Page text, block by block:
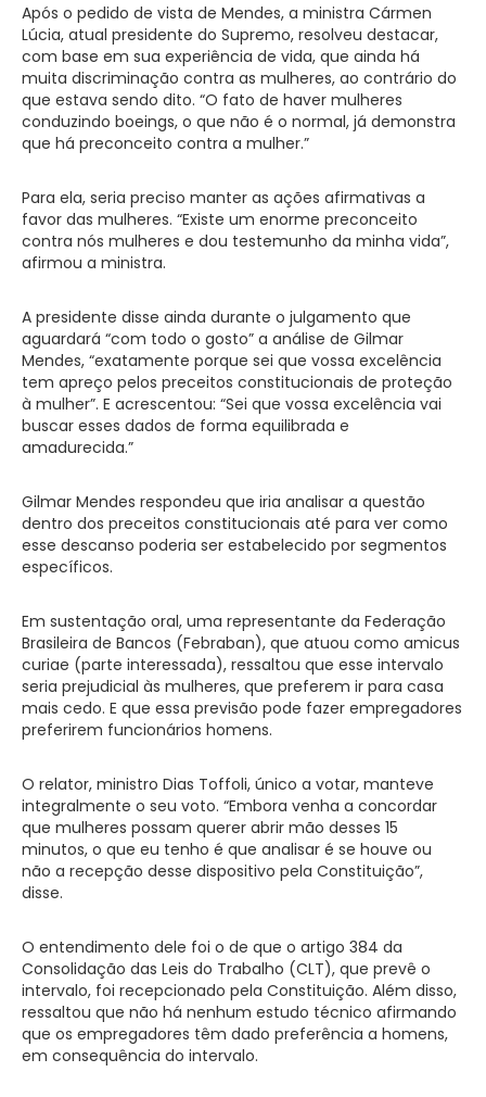
Após o pedido de vista de Mendes, a ministra Cármen
Lúcia, atual presidente do Supremo, resolveu destacar,
com base em sua experiência de vida, que ainda há
muita discriminação contra as mulheres, ao contrário do
que estava sendo dito. “O fato de haver mulheres
conduzindo boeings, o que não é o normal, já demonstra
que há preconceito contra a mulher.”
Para ela, seria preciso manter as ações afirmativas a
favor das mulheres. “Existe um enorme preconceito
contra nós mulheres e dou testemunho da minha vida”,
afirmou a ministra.
A presidente disse ainda durante o julgamento que
aguardará “com todo o gosto” a análise de Gilmar
Mendes, “exatamente porque sei que vossa excelência
tem apreço pelos preceitos constitucionais de proteção
à mulher”. E acrescentou: “Sei que vossa excelência vai
buscar esses dados de forma equilibrada e
amadurecida.”
Gilmar Mendes respondeu que iria analisar a questão
dentro dos preceitos constitucionais até para ver como
esse descanso poderia ser estabelecido por segmentos
específicos.
Em sustentação oral, uma representante da Federação
Brasileira de Bancos (Febraban), que atuou como amicus
curiae (parte interessada), ressaltou que esse intervalo
seria prejudicial às mulheres, que preferem ir para casa
mais cedo. E que essa previsão pode fazer empregadores
preferirem funcionários homens.
O relator, ministro Dias Toffoli, único a votar, manteve
integralmente o seu voto. “Embora venha a concordar
que mulheres possam querer abrir mão desses 15
minutos, o que eu tenho é que analisar é se houve ou
não a recepção desse dispositivo pela Constituição”,
disse.
O entendimento dele foi o de que o artigo 384 da
Consolidação das Leis do Trabalho (CLT), que prevê o
intervalo, foi recepcionado pela Constituição. Além disso,
ressaltou que não há nenhum estudo técnico afirmando
que os empregadores têm dado preferência a homens,
em consequência do intervalo.